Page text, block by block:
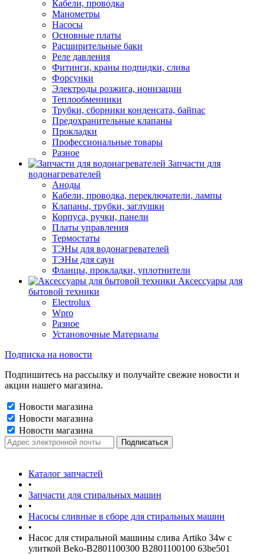
Кабели, проводка
Манометры
Насосы
Основные платы
Расширительные баки
Реле давления
Фитинги, краны подпидки, слива
Форсунки
Электроды розжига, ионизации
Теплообменники
Трубки, сборники конденсата, байпас
Предохранительные клапаны
Прокладки
Профессиональные товары
Разное
Запчасти для
водонагревателей
Аноды
Кабели, проводка, переключатели, лампы
Клапаны, трубки, заглушки
Корпуса, ручки, панели
Платы управления
Термостаты
ТЭНы для водонагревателей
ТЭНы для саун
Фланцы, прокладки, уплотнители
Аксессуары для
бытовой техники
Electrolux
Wpro
Разное
Установочные Материалы
Подписка на новости
Подпишитесь на рассылку и получайте свежие новости и
акции нашего магазина.
Новости магазина
Новости магазина
Новости магазина
Каталог запчастей
•
Запчасти для стиральных машин
•
Насосы сливные в сборе для стиральных машин
•
Насос для стиральной машины слива Artiko 34w с
улиткой Beko-B2801100300 B2801100100 63be501